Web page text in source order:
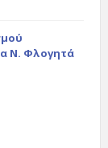
Ν. Φλογητά